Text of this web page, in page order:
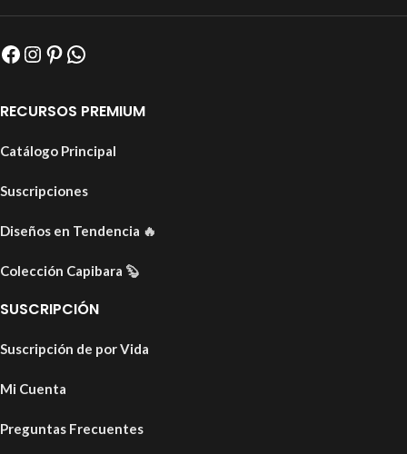
RECURSOS PREMIUM
Catálogo Principal
Suscripciones
Diseños en Tendencia 🔥
Colección Capibara 🦫
SUSCRIPCIÓN
Suscripción de por Vida
Mi Cuenta
Preguntas Frecuentes